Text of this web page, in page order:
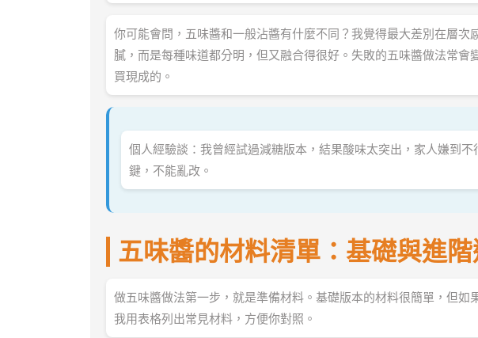
你可能會問，五味醬和一般沾醬有什麼不同？我覺得最大差別在層次
膩，而是每種味道都分明，但又融合得很好。失敗的五味醬做法常會
買現成的。
個人經驗談：我曾經試過減糖版本，結果酸味太突出，家人嫌到不
鍵，不能亂改。
五味醬的材料清單：基礎與進
做五味醬做法第一步，就是準備材料。基礎版本的材料很簡單，但如
我用表格列出常見材料，方便你對照。